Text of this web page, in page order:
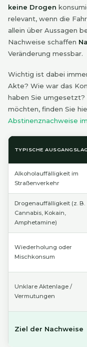
keine Drogen
relevant, wenn die
allein über Aussagen
Nachweise schaffen
Veränderung messbar.
Wichtig ist dabei
Akte? Wie war das
haben Sie
möchten, finden Sie
Abstinenznachweise
TYPISCHE
Alkoholauffälligkeit im
Straßenverkehr
Drogenauffälligkeit (z. B.
Cannabis, Kokain,
Amphetamine)
Wiederholung oder
Mischkonsum
Unklare Aktenlage /
Vermutungen
Ziel der Nachweise